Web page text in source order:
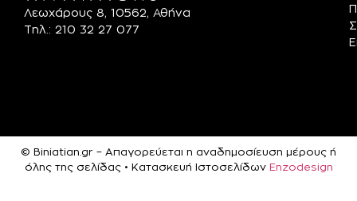
Λεωχάρους 8, 10562, Αθήνα
Τηλ.: 210 32 27 077
© Biniatian.gr – Απαγορεύεται η αναδημοσίευση μέρους ή
όλης της σελίδας • Κατασκευή Ιστοσελίδων Enzodesign